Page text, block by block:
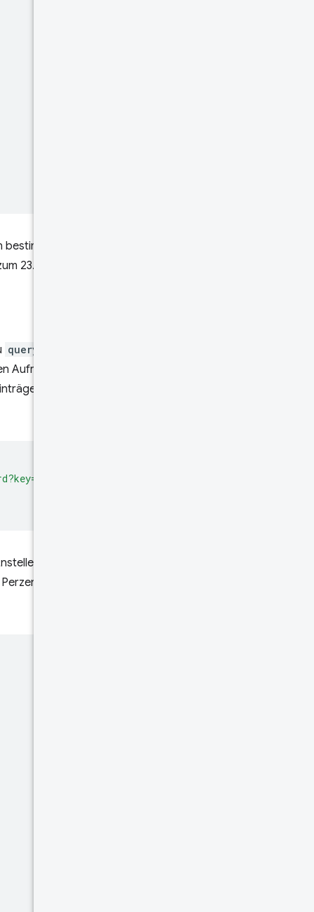
23. Januar 2023.
queryHistoryRecord
Aufruf verwenden.
an. Der Maximalwert
eines einzelnen
(p75) und die